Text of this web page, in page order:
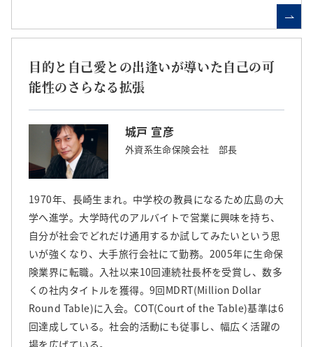
目的と自己愛との出逢いが導いた自己の可
能性のさらなる拡張
城戸 宣彦
外資系生命保険会社 部長
1970年、長崎生まれ。中学校の教員になるため広島の大
学へ進学。大学時代のアルバイトで営業に興味を持ち、
自分が社会でどれだけ通用するか試してみたいという思
いが強くなり、大手旅行会社にて勤務。2005年に生命保
険業界に転職。入社以来10回連続社長杯を受賞し、数多
くの社内タイトルを獲得。9回MDRT(Million Dollar
Round Table)に入会。COT(Court of the Table)基準は6
回達成している。社会的活動にも従事し、幅広く活躍の
場を広げている。